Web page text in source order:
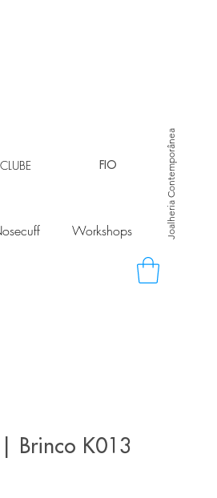
CLUBE Joalheria Contemporânea
FIO
Workshops
| Brinco K013